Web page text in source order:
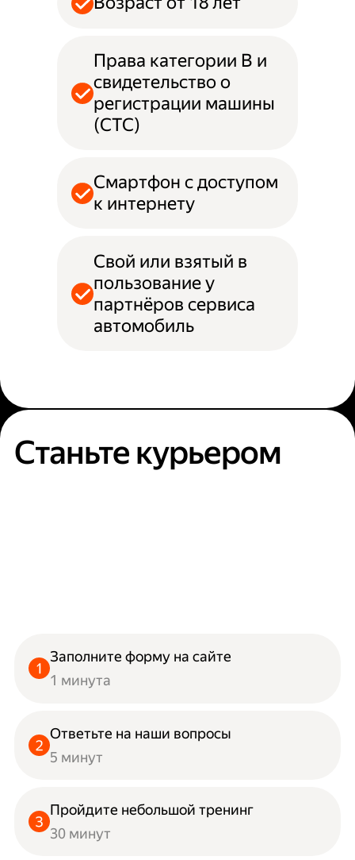
Права категории B и
свидетельство о
регистрации машины
(СТС)
Смартфон с доступом
к интернету
Свой или взятый в
пользование у
партнёров сервиса
автомобиль
Станьте курьером
Заполните форму на сайте
1 минута
Ответьте на наши вопросы
5 минут
Пройдите небольшой тренинг
30 минут